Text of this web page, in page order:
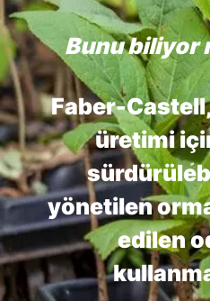
Bunu biliyor
Faber-
üretimi
yönetilen
edilen